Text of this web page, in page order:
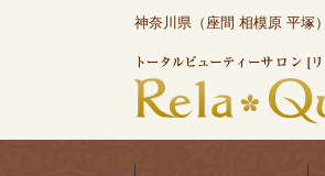
神奈川県（座間 相模原 平塚